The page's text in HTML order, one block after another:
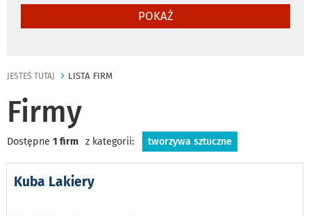
POKAŻ
JESTEŚ TUTAJ LISTA FIRM
Firmy
Dostępne 1 firm z kategorii: tworzywa sztuczne
Kuba Lakiery